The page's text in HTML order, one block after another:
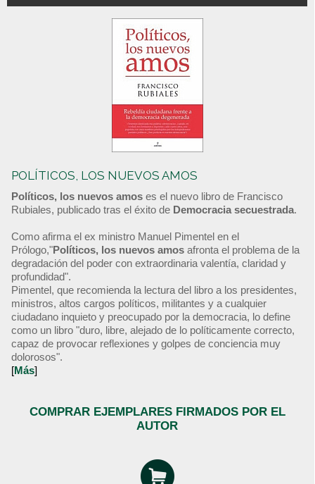
POLÍTICOS, LOS NUEVOS AMOS
Políticos, los nuevos amos es el nuevo libro de Francisco
Rubiales, publicado tras el éxito de Democracia secuestrada.
Como afirma el ex ministro Manuel Pimentel en el
Prólogo,"Políticos, los nuevos amos afronta el problema de la
degradación del poder con extraordinaria valentía, claridad y
profundidad".
Pimentel, que recomienda la lectura del libro a los presidentes,
ministros, altos cargos políticos, militantes y a cualquier
ciudadano inquieto y preocupado por la democracia, lo define
como un libro "duro, libre, alejado de lo políticamente correcto,
capaz de provocar reflexiones y golpes de conciencia muy
dolorosos".
[Más]
COMPRAR EJEMPLARES FIRMADOS POR EL
AUTOR